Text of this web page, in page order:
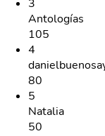
3
Antologías
105
4
80
5
Natalia
50